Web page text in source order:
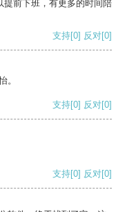
提前下班，有更多的时间陪
支持[0] 反对[0]
。
支持[0] 反对[0]
支持[0] 反对[0]